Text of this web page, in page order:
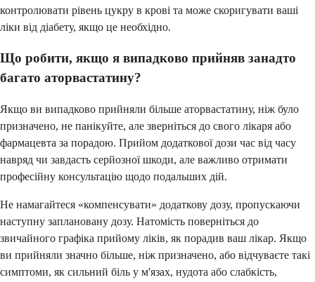
контролювати рівень цукру в крові та може скоригувати ваші
ліки від діабету, якщо це необхідно.
Що робити, якщо я випадково прийняв занадто
багато аторвастатину?
Якщо ви випадково прийняли більше аторвастатину, ніж було
призначено, не панікуйте, але зверніться до свого лікаря або
фармацевта за порадою. Прийом додаткової дози час від часу
навряд чи завдасть серйозної шкоди, але важливо отримати
професійну консультацію щодо подальших дій.
Не намагайтеся «компенсувати» додаткову дозу, пропускаючи
наступну заплановану дозу. Натомість поверніться до
звичайного графіка прийому ліків, як порадив ваш лікар. Якщо
ви прийняли значно більше, ніж призначено, або відчуваєте такі
симптоми, як сильний біль у м'язах, нудота або слабкість,